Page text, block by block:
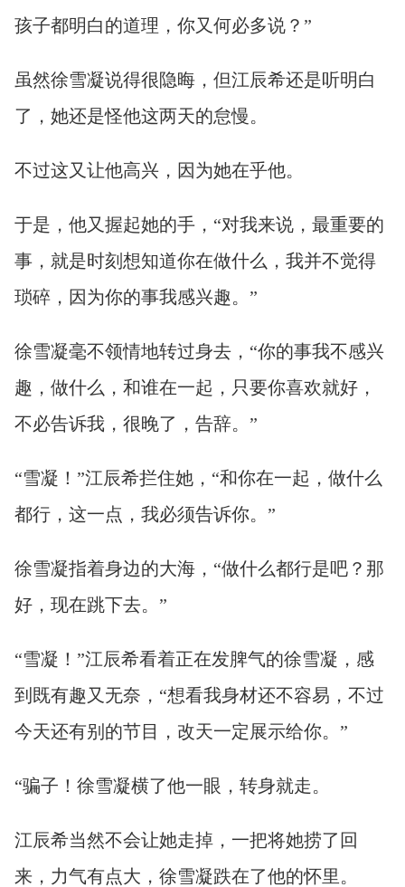
孩子都明白的道理，你又何必多说？”
虽然徐雪凝说得很隐晦，但江辰希还是听明白
了，她还是怪他这两天的怠慢。
不过这又让他高兴，因为她在乎他。
于是，他又握起她的手，“对我来说，最重要的
事，就是时刻想知道你在做什么，我并不觉得
琐碎，因为你的事我感兴趣。”
徐雪凝毫不领情地转过身去，“你的事我不感兴
趣，做什么，和谁在一起，只要你喜欢就好，
不必告诉我，很晚了，告辞。”
“雪凝！”江辰希拦住她，“和你在一起，做什么
都行，这一点，我必须告诉你。”
徐雪凝指着身边的大海，“做什么都行是吧？那
好，现在跳下去。”
“雪凝！”江辰希看着正在发脾气的徐雪凝，感
到既有趣又无奈，“想看我身材还不容易，不过
今天还有别的节目，改天一定展示给你。”
“骗子！徐雪凝横了他一眼，转身就走。
江辰希当然不会让她走掉，一把将她捞了回
来，力气有点大，徐雪凝跌在了他的怀里。